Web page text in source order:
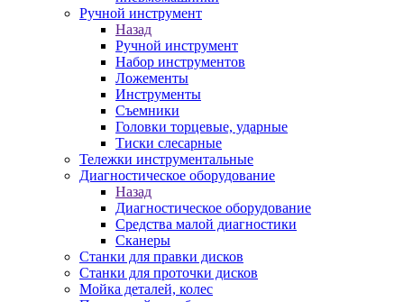
Ручной инструмент
Назад
Ручной инструмент
Набор инструментов
Ложементы
Инструменты
Съемники
Головки торцевые, ударные
Тиски слесарные
Тележки инструментальные
Диагностическое оборудование
Назад
Диагностическое оборудование
Средства малой диагностики
Сканеры
Станки для правки дисков
Станки для проточки дисков
Мойка деталей, колес